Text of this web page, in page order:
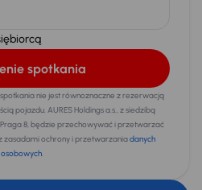
spotkania
nie jest równoznaczne z rezerwacją
pojazdu. AURES Holdings a.s., z siedzibą
Praga 8, będzie przechowywać i przetwarzać
zasadami ochrony i przetwarzaniadanych
osobowych.